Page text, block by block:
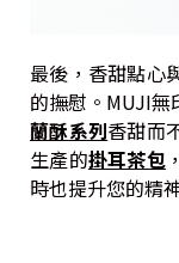
最後，香甜點心
的撫慰。MUJI無
蘭酥系列香甜而
生產的掛耳茶包
時也提升您的精